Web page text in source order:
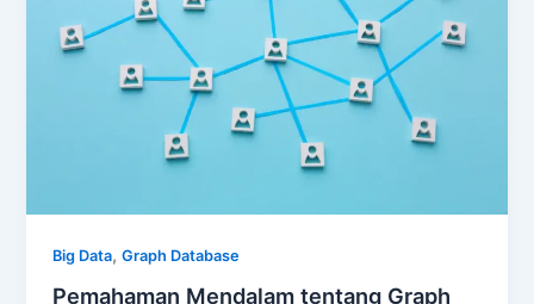
Big Data,Graph Database
Pemahaman Mendalam tentang Graph